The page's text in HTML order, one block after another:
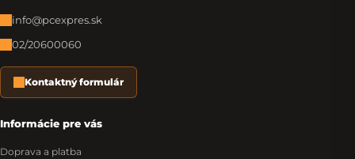
info@pcexpres.sk
02/20600060
Kontaktný formulár
Informácie pre vás
Doprava a platba